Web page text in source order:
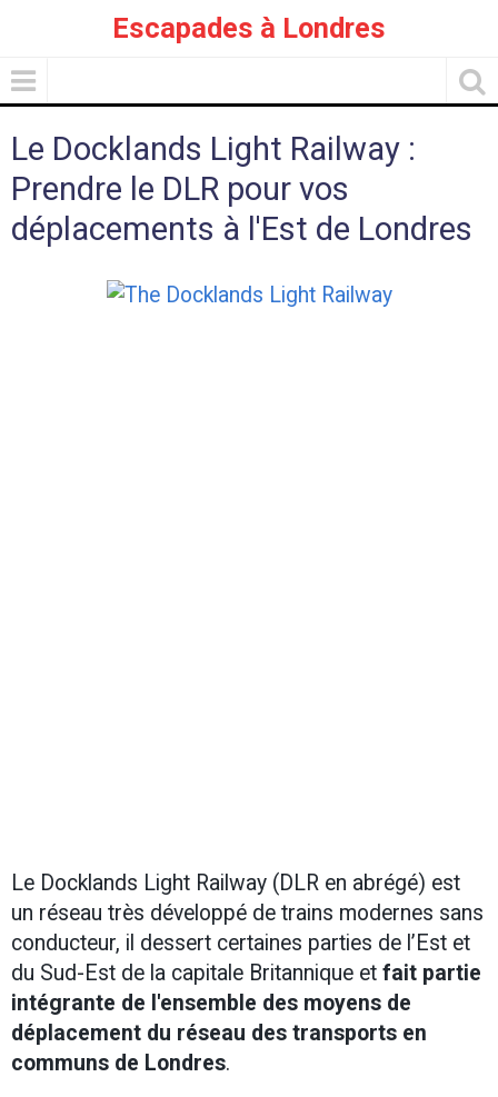
Escapades à Londres
Le Docklands Light Railway :
Prendre le DLR pour vos
déplacements à l'Est de Londres
Le Docklands Light Railway (DLR en abrégé) est
un réseau très développé de trains modernes sans
conducteur, il dessert certaines parties de l’Est et
du Sud-Est de la capitale Britannique et fait partie
intégrante de l'ensemble des moyens de
déplacement du réseau des transports en
communs de Londres.